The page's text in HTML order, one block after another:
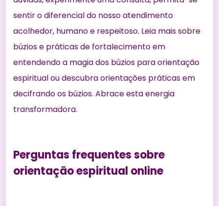
sentir o diferencial do nosso atendimento
acolhedor, humano e respeitoso. Leia mais sobre
búzios e práticas de fortalecimento em
entendendo a magia dos búzios para orientação
espiritualou descubra orientações práticas em
decifrando os búzios. Abrace esta energia
transformadora.
Perguntas frequentes sobre
orientação espiritual online